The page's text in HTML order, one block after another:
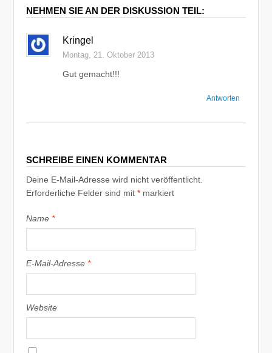
NEHMEN SIE AN DER DISKUSSION TEIL:
Kringel
Montag, 21. Oktober 2013
Gut gemacht!!!
Antworten
SCHREIBE EINEN KOMMENTAR
Deine E-Mail-Adresse wird nicht veröffentlicht.
Erforderliche Felder sind mit* markiert
Name *
E-Mail-Adresse *
Website